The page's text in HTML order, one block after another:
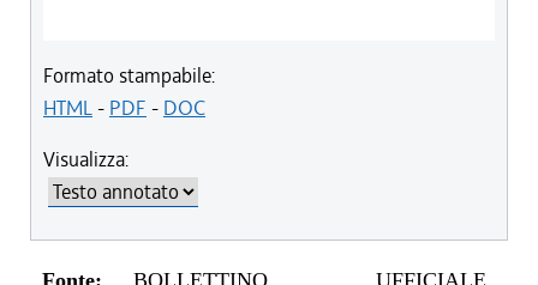
Formato stampabile:
HTML- PDF - DOC
Visualizza:
Fonte:
BOLLETTINO UFFICIALE